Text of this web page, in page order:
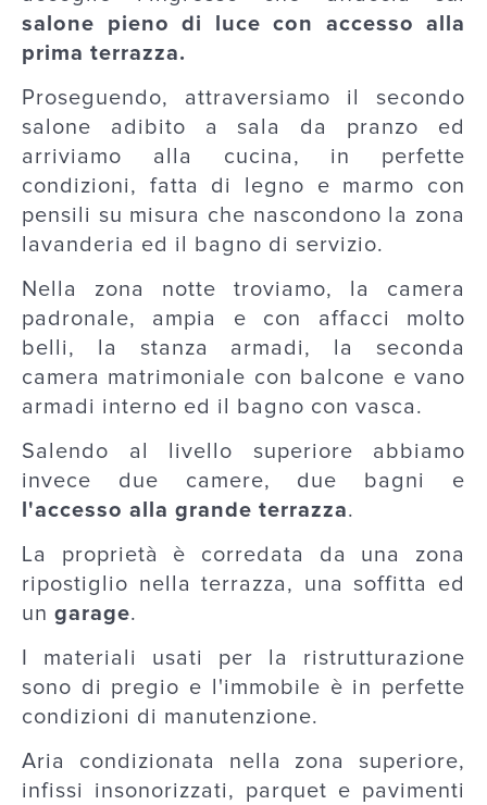
salone pieno di luce con accesso alla
prima terrazza.
Proseguendo, attraversiamo il secondo
salone adibito a sala da pranzo ed
arriviamo alla cucina, in perfette
condizioni, fatta di legno e marmo con
pensili su misura che nascondono la zona
lavanderia ed il bagno di servizio.
Nella zona notte troviamo, la camera
padronale, ampia e con affacci molto
belli, la stanza armadi, la seconda
camera matrimoniale con balcone e vano
armadi interno ed il bagno con vasca.
Salendo al livello superiore abbiamo
invece due camere, due bagni e
l'accesso alla grande terrazza.
La proprietà è corredata da una zona
ripostiglio nella terrazza, una soffitta ed
un garage.
I materiali usati per la ristrutturazione
sono di pregio e l'immobile è in perfette
condizioni di manutenzione.
Aria condizionata nella zona superiore,
infissi insonorizzati, parquet e pavimenti